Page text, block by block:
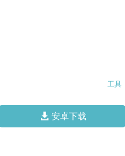
工具
安卓下载